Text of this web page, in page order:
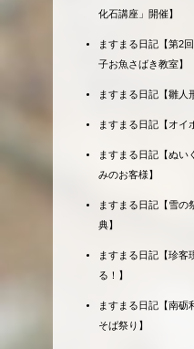
化石講座」開催】
ますまる日記【第2
子お魚さばき教室】
ますまる日記【雛人
ますまる日記【オイ
ますまる日記【ぬい
みのお客様】
ますまる日記【雪の
典】
ますまる日記【珍客
る！】
ますまる日記【南砺
そば祭り】